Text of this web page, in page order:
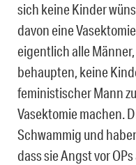
sich keine Kinder
davon eine
eigentlich alle
behaupten, keine
feministischer Mann
Vasektomie machen.
Schwammig und
dass sie Angst vor